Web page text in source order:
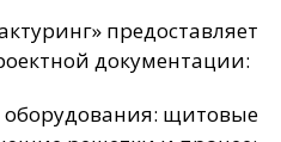
предоставляет
документации:
щитовые